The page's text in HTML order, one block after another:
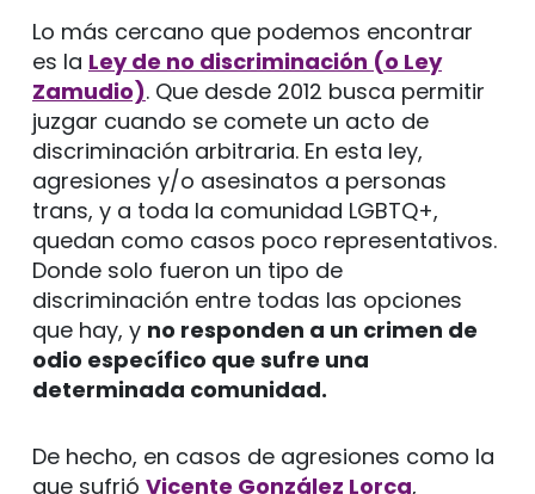
Lo más cercano que podemos encontrar
es la Ley de no discriminación (o Ley
Zamudio). Que desde 2012 busca permitir
juzgar cuando se comete un acto de
discriminación arbitraria. En esta ley,
agresiones y/o asesinatos a personas
trans, y a toda la comunidad LGBTQ+,
quedan como casos poco representativos.
Donde solo fueron un tipo de
discriminación entre todas las opciones
que hay, y no responden a un crimen de
odio específico que sufre una
determinada comunidad.
De hecho, en casos de agresiones como la
que sufrió Vicente González Lorca,